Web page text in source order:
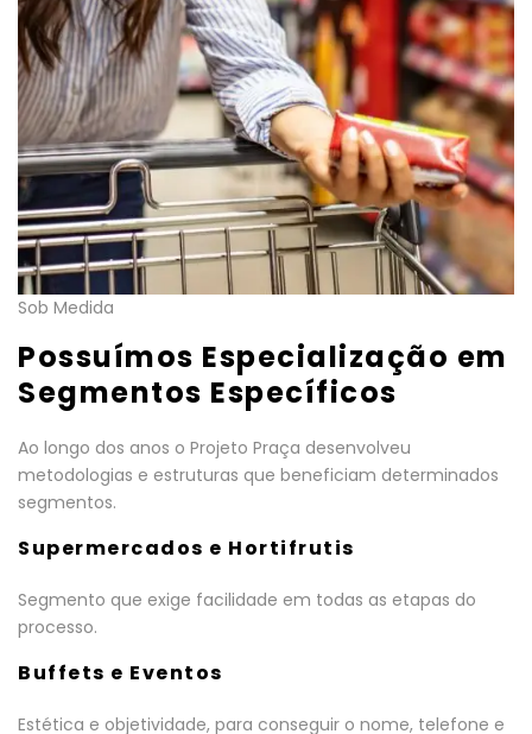
Sob Medida
Possuímos Especialização em
Segmentos Específicos
Ao longo dos anos o Projeto Praça desenvolveu
metodologias e estruturas que beneficiam determinados
segmentos.
Supermercados e Hortifrutis
Segmento que exige facilidade em todas as etapas do
processo.
Buffets e Eventos
Estética e objetividade, para conseguir o nome, telefone e